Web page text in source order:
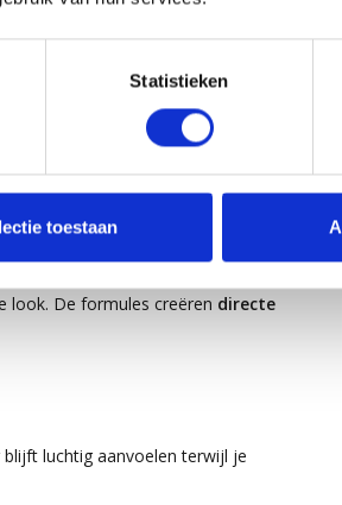
Statistieken
toestaan
zorgen voorinstant
look. De formules creëren directe
luchtig aanvoelen terwijl je